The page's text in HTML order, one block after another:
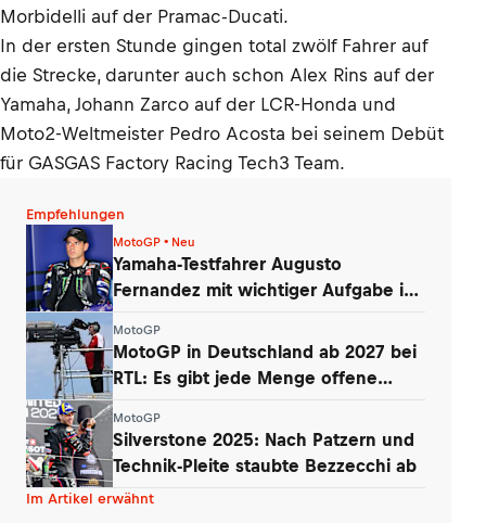
Morbidelli auf der Pramac-Ducati.
In der ersten Stunde gingen total zwölf Fahrer auf
die Strecke, darunter auch schon Alex Rins auf der
Yamaha, Johann Zarco auf der LCR-Honda und
Moto2-Weltmeister Pedro Acosta bei seinem Debüt
für GASGAS Factory Racing Tech3 Team.
Empfehlungen
MotoGP • Neu
Yamaha-Testfahrer Augusto
Fernandez mit wichtiger Aufgabe in
MotoGP
MotoGP in Deutschland ab 2027 bei
RTL: Es gibt jede Menge offene
MotoGP
Silverstone 2025: Nach Patzern und
Technik-Pleite staubte Bezzecchi ab
Im Artikel erwähnt